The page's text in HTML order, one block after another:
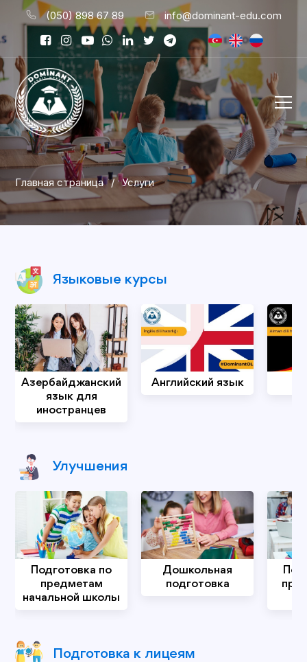
(050) 898 67 89 info@dominant-edu.com
Главная страница / Услуги
Языковые курсы
Aзербайджанский
язык для
иностранцев
Aнглийский язык
Улучшения
Подготовка по
предметам
начальной школы
Дошкольная
подготовка
Подготовка к лицеям